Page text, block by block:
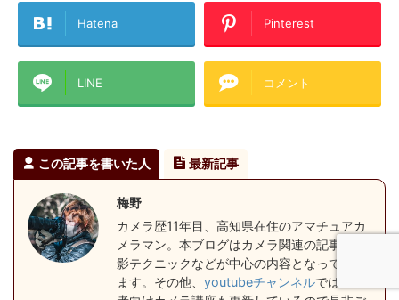
Hatena Pinterest
LINE コメント
この記事を書いた人 最新記事
梅野
カメラ歴11年目、高知県在住のアマチュアカ
メラマン。本ブログはカメラ関連の記事や撮
影テクニックなどが中心の内容となっており
ます。その他、 youtubeチャンネルでは初心